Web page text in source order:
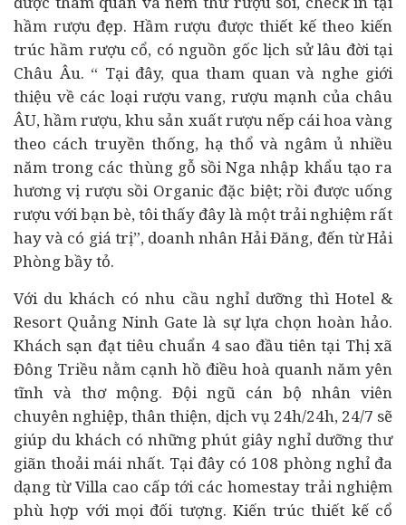
hầm rượu đẹp. Hầm rượu được thiết kế theo kiến
trúc hầm rượu cổ, có nguồn gốc lịch sử lâu đời tại
Châu Âu. “ Tại đây, qua tham quan và nghe giới
thiệu về các loại rượu vang, rượu mạnh của châu
ÂU, hầm rượu, khu sản xuất rượu nếp cái hoa vàng
theo cách truyền thống, hạ thổ và ngâm ủ nhiều
năm trong các thùng gỗ sồi Nga nhập khẩu tạo ra
hương vị rượu sồi Organic đặc biệt; rồi được uống
rượu với bạn bè, tôi thấy đây là một trải nghiệm rất
hay và có giá trị”, doanh nhânHải Đăng, đến từ Hải
Phòng bầy tỏ.
Với du khách có nhu cầu nghỉ dưỡng thì Hotel &
Resort Quảng Ninh Gate là sự lựa chọn hoàn hảo.
Khách sạn đạt tiêu chuẩn 4 sao đầu tiên tại Thị xã
Đông Triều nằm cạnh hồ điều hoà quanh năm yên
tĩnh và thơ mộng. Đội ngũ cán bộ nhân viên
chuyên nghiệp, thân thiện, dịch vụ 24h/24h, 24/7 sẽ
giúp du khách có những phút giây nghỉ dưỡng thư
giãn thoải mái nhất. Tại đây có 108 phòng nghỉ đa
dạng từ Villa cao cấp tới các homestay trải nghiệm
phù hợp với mọi đối tượng. Kiến trúc thiết kế cổ